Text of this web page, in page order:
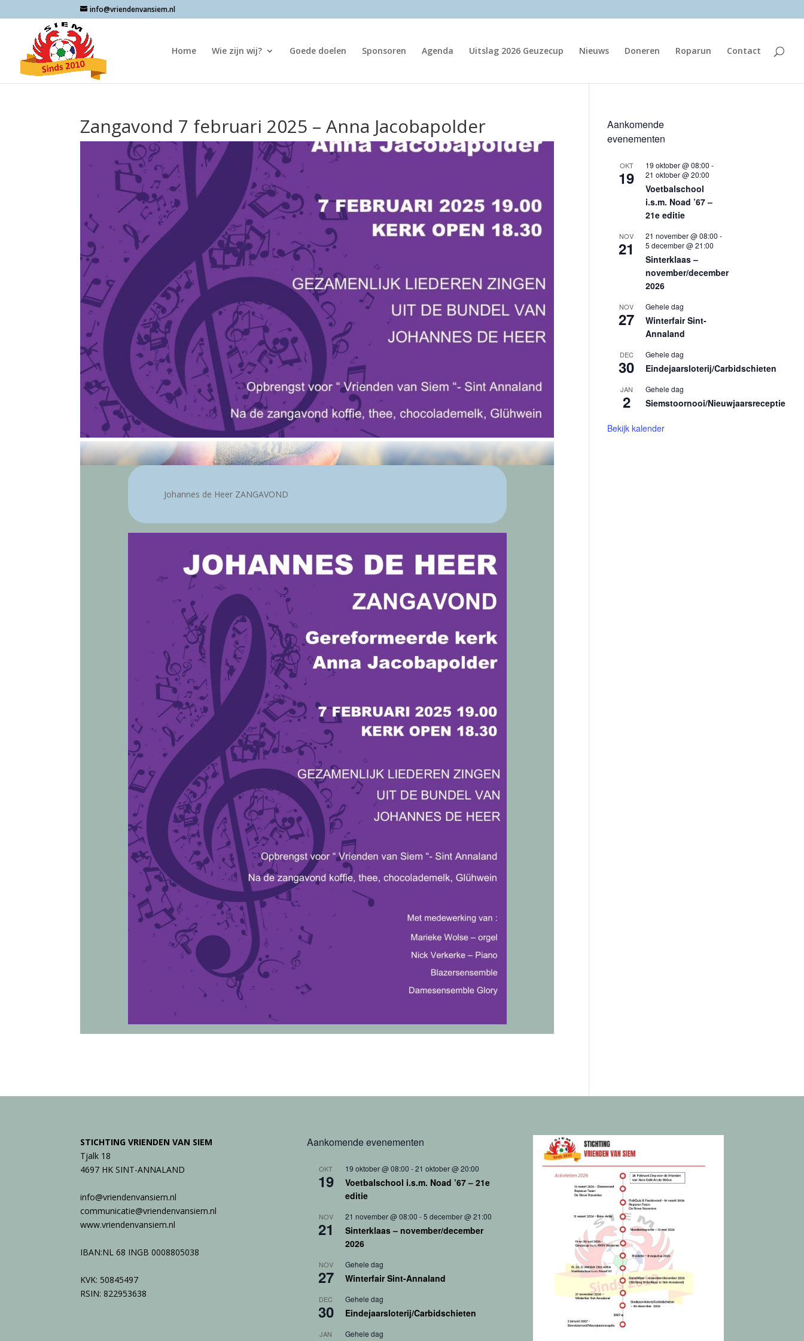
info@vriendenvansiem.nl
Home Wie zijn wij? Goede doelen Sponsoren Agenda Uitslag 2026 Geuzecup Nieuws Doneren Roparun Contact
Zangavond 7 februari 2025 – Anna Jacobapolder
Johannes de Heer ZANGAVOND
Aankomende
evenementen
OKT
19
19 oktober @ 08:00 -
21 oktober @ 20:00
Voetbalschool
i.s.m. Noad ’67 –
21e editie
NOV
21
21 november @ 08:00 -
5 december @ 21:00
Sinterklaas –
november/december
2026
NOV
27
Gehele dag
Winterfair Sint-
Annaland
DEC
30
Gehele dag
Eindejaarsloterij/Carbidschieten
JAN
2
Gehele dag
Siemstoornooi/Nieuwjaarsreceptie
Bekijk kalender
STICHTING VRIENDEN VAN SIEM
Tjalk 18
4697 HK SINT-ANNALAND
info@vriendenvansiem.nl
communicatie@vriendenvansiem.nl
www.vriendenvansiem.nl
IBAN:NL 68 INGB 0008805038
KVK: 50845497
RSIN: 822953638
Aankomende evenementen
OKT
19
19 oktober @ 08:00 -21 oktober @ 20:00
Voetbalschool i.s.m. Noad ’67 – 21e
editie
NOV
21
21 november @ 08:00 -5 december @ 21:00
Sinterklaas – november/december
2026
NOV
27
Gehele dag
Winterfair Sint-Annaland
DEC
30
Gehele dag
Eindejaarsloterij/Carbidschieten
JAN Gehele dag